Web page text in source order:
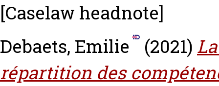
[Caselaw headnote]
Debaets, Emilie
(2021)
répartition des